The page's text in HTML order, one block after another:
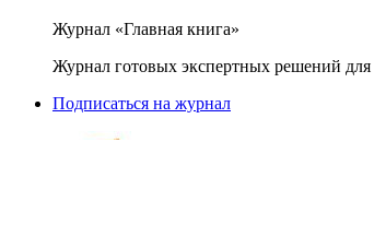
Журнал «Главная книга»
Журнал готовых экспертных решений для
Подписаться на журнал